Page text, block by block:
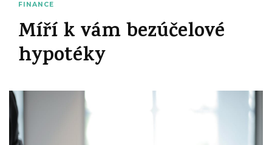
FINANCE
Míří k vám bezúčelové
hypotéky